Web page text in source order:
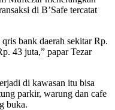
di B’Safe tercatat
bank daerah sekitar Rp.
43 juta,” papar Tezar
di kawasan itu bisa
parkir, warung dan cafe
buka.